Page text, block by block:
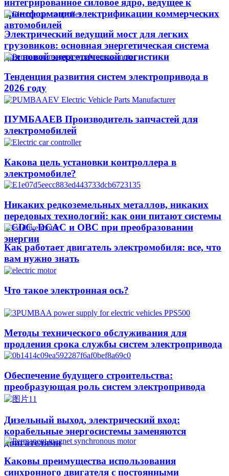
интегрированное силовое ядро, ведущее к
трансформации электрификации коммерческих
автомобилей
Электрический ведущий мост для легких
грузовиков: основная энергетическая система
для новой энергетической логистики
Тенденция развития систем электропривода в
2026 году
ПУМБААЕВ Производитель запчастей для
электромобилей
Какова цель установки контроллера в
электромобиле?
Никаких редкоземельных металлов, никаких
передовых технологий: как они питают системы
DCDC, DCAC и OBC при преобразовании
энергии
Как работает двигатель электромобиля: все, что
вам нужно знать
Что такое электронная ось?
Методы технического обслуживания для
продления срока службы систем электропривода
Обеспечение будущего строительства:
преобразующая роль систем электропривода
Дизельный выход, электрический вход:
корабельные энергосистемы заменяются
двигателями
Каковы преимущества использования
синхронного двигателя с постоянными